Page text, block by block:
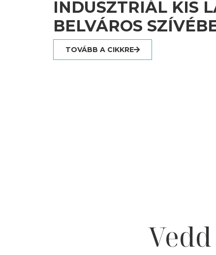
INDUSZTRIÁL KIS
BELVÁROS
TOVÁBB A CIKKRE